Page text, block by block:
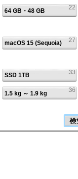
22
64 GB・48 GB
27
macOS 15 (Sequoia)
33
SSD 1TB
36
1.5 kg ～ 1.9 kg